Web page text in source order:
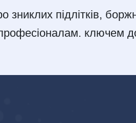
зниклих підлітків,
ключем